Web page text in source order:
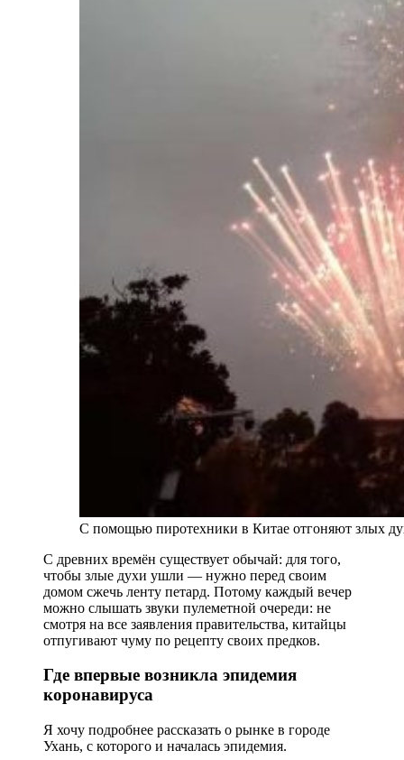
С помощью пиротехники в Китае отгоняют злых
С древних времён существует обычай: для того,
чтобы злые духи ушли — нужно перед своим
домом сжечь ленту петард. Потому каждый вечер
можно слышать звуки пулеметной очереди: не
смотря на все заявления правительства, китайцы
отпугивают чуму по рецепту своих предков.
Где впервые возникла эпидемия
коронавируса
Я хочу подробнее рассказать о рынке в городе
Ухань, с которого и началась эпидемия.